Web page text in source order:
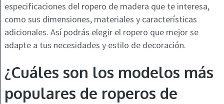
especificaciones del ropero de madera que te interesa,
como sus dimensiones, materiales y características
adicionales. Así podrás elegir el ropero que mejor se
adapte a tus necesidades y estilo de decoración.
¿Cuáles son los modelos más
populares de roperos de